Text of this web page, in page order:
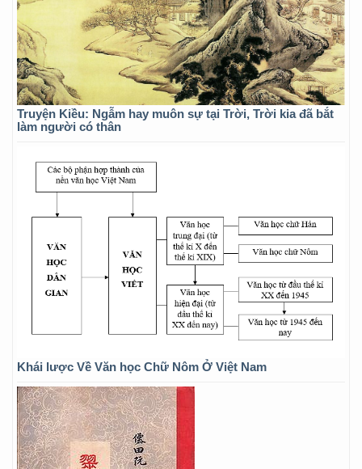
Truyện Kiều: Ngẫm hay muôn sự tại Trời, Trời kia đã bắt
làm người có thân
Khái lược Về Văn học Chữ Nôm Ở Việt Nam